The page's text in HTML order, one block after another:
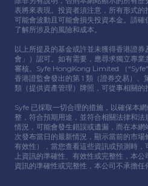
表將來表現。投資者須注意，所有形式
可能會波動且可能會損失投資本⾦。請
了解所涉及的風險和成本。
以上所提及的基⾦或許並未獲得香港證
會」）認可。如有需要，應尋求獨立專
審核。Syfe HongKong Limited （
香港證監會發出的第 1 類（證券交易）
類（提供資產管理）牌照，可從事相關的
Syfe 已採取⼀切合理的措施，以確保本
整，符合預期⽤途，並符合相關法律和
情況，可能會發⽣錯誤或遺漏，⽽在本
次發布當⽇的最新情況，顯示當前的市
有效性），當您查看這些資訊或預測時
上資訊的準確性、有效性或完整性，本
資訊的準確性或完整性，本公司不承擔任